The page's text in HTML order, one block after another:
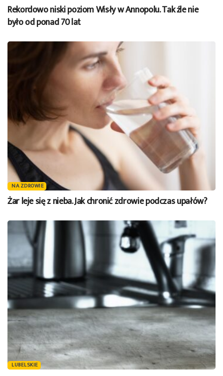
Rekordowo niski poziom Wisły w Annopolu. Tak źle nie
było od ponad 70 lat
NA ZDROWIE
Żar leje się z nieba. Jak chronić zdrowie podczas upałów?
LUBELSKIE